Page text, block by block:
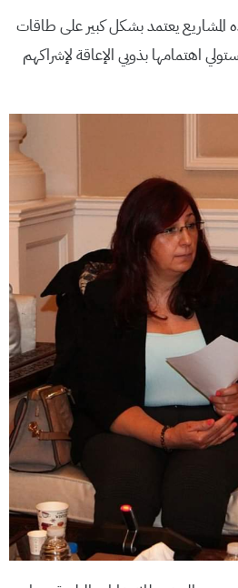
يعتمد بشكل كبير على طاقات
اهتمامها بذويي الإعاقة لإشراكهم